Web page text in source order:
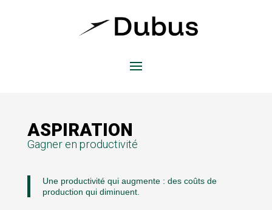
ASPIRATION
Gagner en productivité
Une productivité qui augmente : des coûts de
production qui diminuent.